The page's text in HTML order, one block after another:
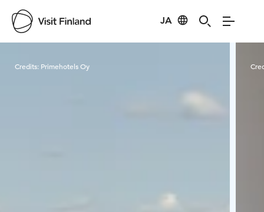
JA
Credits: Primehotels Oy